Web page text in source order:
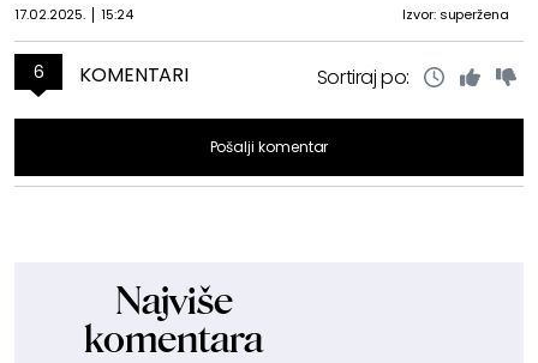
17.02.2025. 15:24 Izvor: superžena
6 KOMENTARI Sortiraj po:
Pošalji komentar
Najviše
komentara